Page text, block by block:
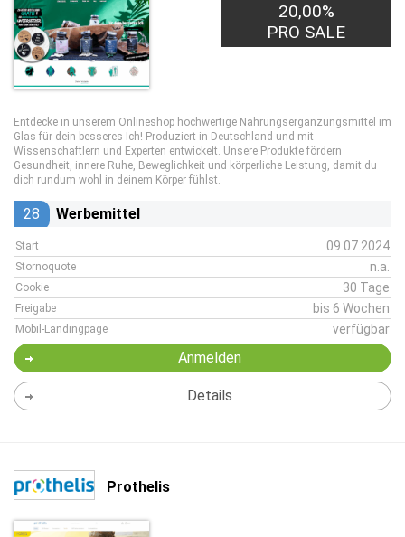
20,00%
PRO SALE
Entdecke in unserem Onlineshop hochwertige Nahrungsergänzungsmittel im
Glas für dein besseres Ich! Produziert in Deutschland und mit
Wissenschaftlern und Experten entwickelt. Unsere Produkte fördern
Gesundheit, innere Ruhe, Beweglichkeit und körperliche Leistung, damit du
dich rundum wohl in deinem Körper fühlst.
28 Werbemittel
Start 09.07.2024
Stornoquote n.a.
Cookie 30 Tage
Freigabe bis 6 Wochen
Mobil-Landingpage verfügbar
Anmelden
Details
Prothelis